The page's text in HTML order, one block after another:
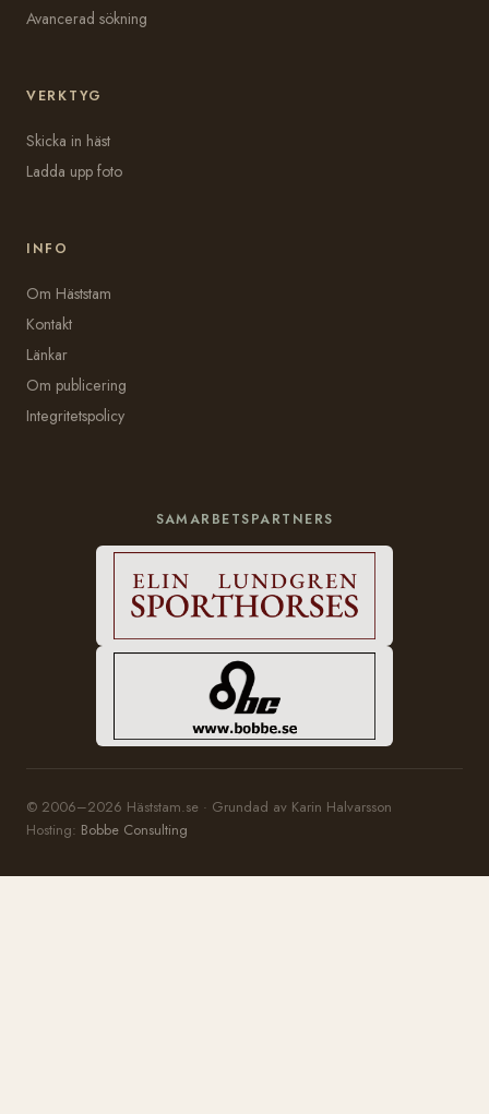
Avancerad sökning
VERKTYG
Skicka in häst
Ladda upp foto
INFO
Om Häststam
Kontakt
Länkar
Om publicering
Integritetspolicy
SAMARBETSPARTNERS
© 2006–2026 Häststam.se · Grundad av Karin Halvarsson
Hosting: Bobbe Consulting